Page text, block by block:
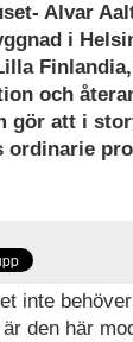
Alvar
i
Finlandia,
och
gör att i
ordinarie
inte
den här